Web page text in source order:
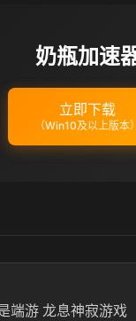
奶瓶加速
立即下载
（Win10及以上版本）
端游 龙息神寂游戏